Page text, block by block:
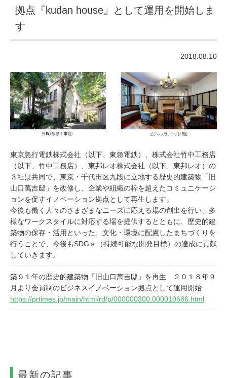
拠点『kudan house』として運用を開始しま
す
2018.08.10
東京急行電鉄株式会社（以下、東急電鉄）、株式会社竹中工務店
（以下、竹中工務店）、東邦レオ株式会社（以下、東邦レオ）の
３社は共同で、東京・千代田区九段に立地する歴史的建築物「旧
山口萬吉邸」を改修し、企業や組織の枠を超えたコミュニケーシ
ョンを促すイノベーション拠点として再生します。
今後も働く人々のさまざまなニーズに応える場の創出を行い、多
様なワークスタイルに対応する場を提供するとともに、歴史的建
築物の保存・活用といった、文化・環境に配慮したまちづくりを
行うことで、今後もSDGｓ（持続可能な開発目標）の達成に貢献
していきます。
築９１年の歴史的建築物「旧山口萬吉邸」を再生 ２０１８年９
月より会員制のビジネスイノベーション拠点として運用開始
https://prtimes.jp/main/html/rd/p/000000300.000010686.html
最新の記事